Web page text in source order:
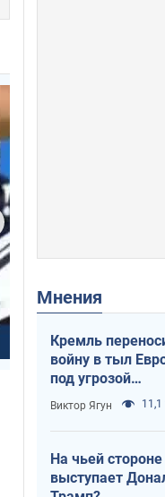
Мнения
Кремль
войну в тыл
под угрозой
критическая
логистика
Виктор Ягун 11,1
На чьей
выступает